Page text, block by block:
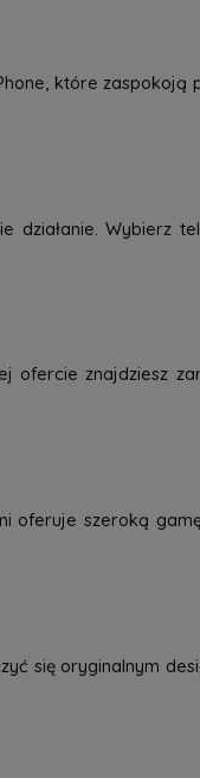
które zaspokoją
działanie. Wybierz
ofercie znajdziesz
oferuje szeroką
się oryginalnym